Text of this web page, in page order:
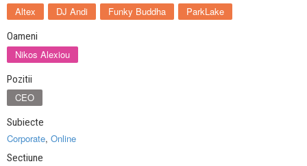
Altex DJ Andi Funky Buddha ParkLake
Oameni
Nikos Alexiou
Pozitii
CEO
Subiecte
Corporate, Online
Sectiune